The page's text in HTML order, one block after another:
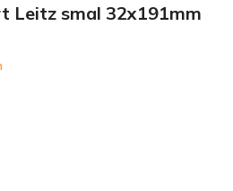
Leitz smal 32x191mm